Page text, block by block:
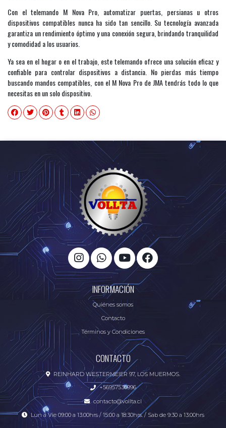
Con el telemando M Nova Pro, automatizar puertas, persianas u otros
dispositivos compatibles nunca ha sido tan sencillo. Su tecnología avanzada
garantiza un rendimiento óptimo y una conexión segura, brindando tranquilidad
y comodidad a los usuarios.
Ya sea en el hogar o en el trabajo, este telemando ofrece una solución eficaz y
confiable para controlar dispositivos a distancia. No pierdas más tiempo
buscando mandos compatibles, con el M Nova Pro de JMA tendrás todo lo que
necesitas en un solo dispositivo.
INFORMACIÓN
Quiénes somos
Contacto
Términos y Condiciones
CONTACTO
REINHARD WESTERMEIER 97, LOS MUERMOS.
+56957536996
contacto@vollta.cl
Lun a Vie 09:00 a 13:00hrs / 15:00 a 18:30hrs. / Sab de 9:30 a 13:00hrs